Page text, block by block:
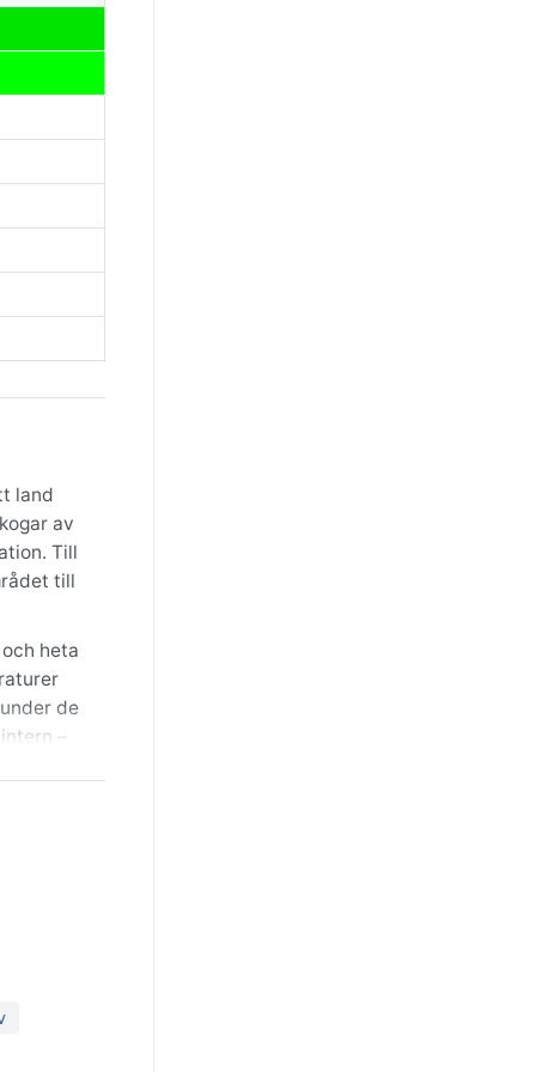
land
av
Till
till
heta
de
–